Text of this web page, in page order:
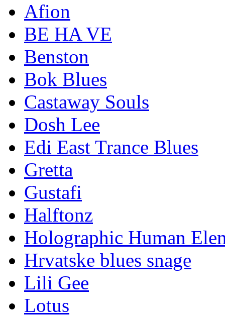
Afion
BE HA VE
Benston
Bok Blues
Castaway Souls
Dosh Lee
Edi East Trance Blues
Gretta
Gustafi
Halftonz
Holographic Human
Hrvatske blues snage
Lili Gee
Lotus